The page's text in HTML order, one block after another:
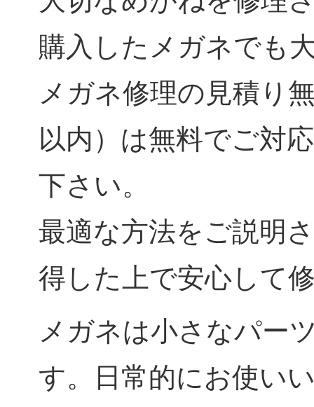
購入したメガネでも
メガネ修理の見積り
以内）は無料でご対
下さい。
最適な方法をご説明
得した上で安心して
メガネは小さなパー
す。日常的にお使い